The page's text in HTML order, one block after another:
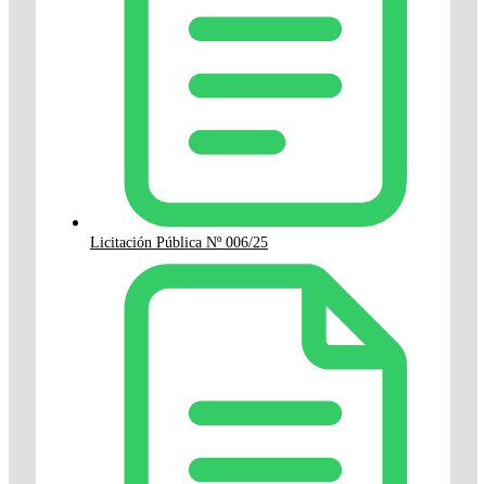
Licitación Pública Nº 006/25